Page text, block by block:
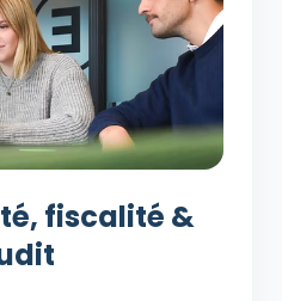
fiscalité &